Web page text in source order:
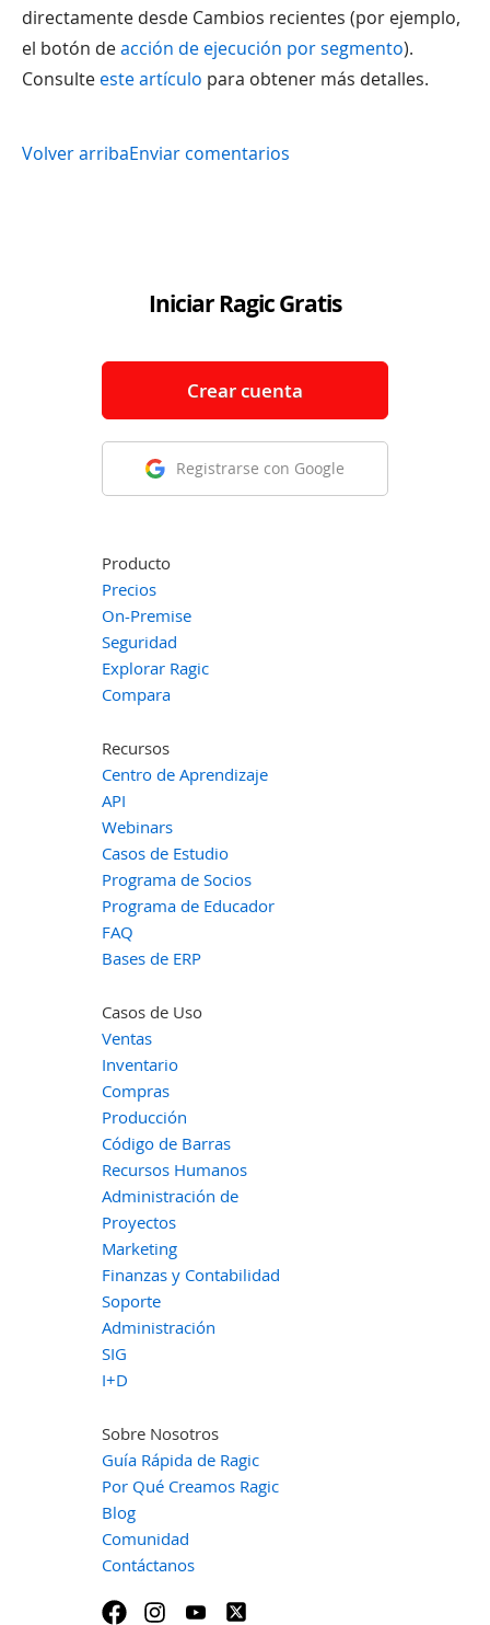
directamente desde Cambios recientes (por ejemplo,
el botón deacción de ejecución por segmento).
Consulte este artículo para obtener más detalles.
Volver arribaEnviar comentarios
Iniciar Ragic Gratis
Crear cuenta
Registrarse con Google
Producto
Precios
On-Premise
Seguridad
Explorar Ragic
Compara
Recursos
Centro de Aprendizaje
API
Webinars
Casos de Estudio
Programa de Socios
Programa de Educador
FAQ
Bases de ERP
Casos de Uso
Ventas
Inventario
Compras
Producción
Código de Barras
Recursos Humanos
Administración de
Proyectos
Marketing
Finanzas y Contabilidad
Soporte
Administración
SIG
I+D
Sobre Nosotros
Guía Rápida de Ragic
Por Qué Creamos Ragic
Blog
Comunidad
Contáctanos